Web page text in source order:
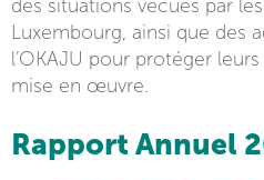
des situations vécues par
Luxembourg, ainsi que des
l’OKAJU pour protéger
mise en œuvre.
Rapport Annuel